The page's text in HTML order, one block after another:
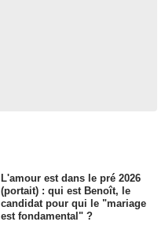
L'amour est dans le pré 2026
(portait) : qui est Benoît, le
candidat pour qui le "mariage
est fondamental" ?